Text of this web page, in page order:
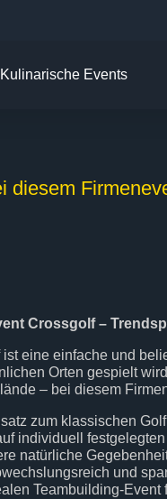
Kulinarische Events
Crossgolf –
eine einfache und
Orten gespielt
– bei diesem
zum klassischen
individuell
natürliche
und
Teambuilding-Event